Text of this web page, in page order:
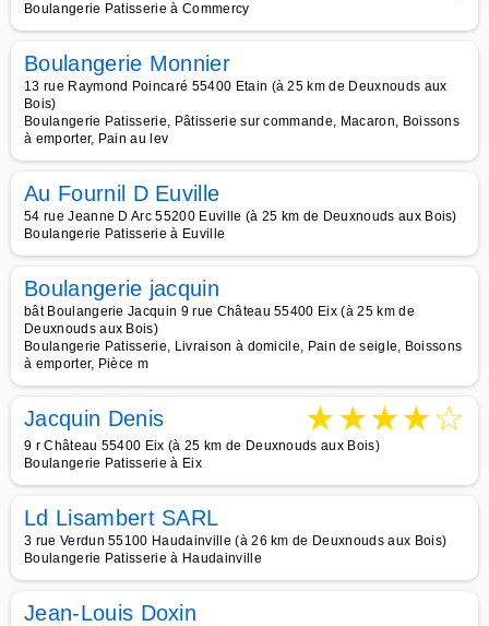
Boulangerie Patisserie à Commercy
Boulangerie Monnier
13 rue Raymond Poincaré 55400 Etain (à 25 km de Deuxnouds aux
Bois)
Boulangerie Patisserie, Pâtisserie sur commande, Macaron, Boissons
à emporter, Pain au lev
Au Fournil D Euville
54 rue Jeanne D Arc 55200 Euville (à 25 km de Deuxnouds aux Bois)
Boulangerie Patisserie à Euville
Boulangerie jacquin
bât Boulangerie Jacquin 9 rue Château 55400 Eix (à 25 km de
Deuxnouds aux Bois)
Boulangerie Patisserie, Livraison à domicile, Pain de seigle, Boissons
à emporter, Pièce m
Jacquin Denis ★★★★☆
9 r Château 55400 Eix (à 25 km de Deuxnouds aux Bois)
Boulangerie Patisserie à Eix
Ld Lisambert SARL
3 rue Verdun 55100 Haudainville (à 26 km de Deuxnouds aux Bois)
Boulangerie Patisserie à Haudainville
Jean-Louis Doxin